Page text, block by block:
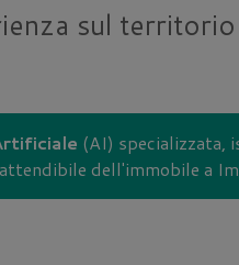
sul territorio
(AI) specializzata,
dell'immobile a